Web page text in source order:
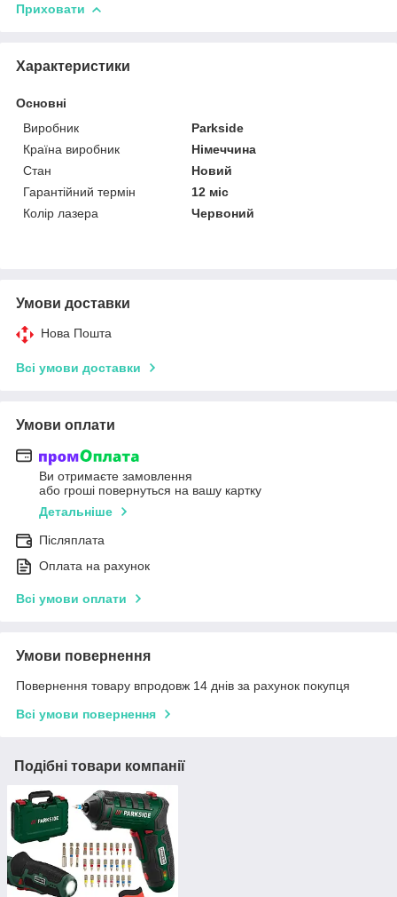
Приховати
Характеристики
Основні
Виробник
Parkside
Країна виробник
Німеччина
Стан
Новий
Гарантійний термін
12 міс
Колір лазера
Червоний
Умови доставки
Нова Пошта
Всі умови доставки
Умови оплати
Ви отримаєте замовлення
або гроші повернуться на вашу картку
Детальніше
Післяплата
Оплата на рахунок
Всі умови оплати
Умови повернення
Повернення товару впродовж 14 днів за рахунок покупця
Всі умови повернення
Подібні товари компанії